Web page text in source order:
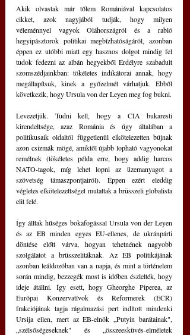
Akik olvastak már tőlem Romániával kapcsolatos
cikket, azok nagyjából tudják, hogy milyen
véleménnyel vagyok Oláhországról és a rabló
hegyipásztorok politikai megbízhatóságáról, azonban
éppen ez utóbbi miatt egy hasznos dolgot mindig fel
tudok fedezni az albán hegyekből Erdélyre szabadult
szomszédjainkban: tökéletes indikátorai annak, hogy
megállapítsuk, kinek a győzelmét várhatjuk. Ebből
következik, hogy Ursula von der Leyen meg fog bukni.
Levezetjük. Tudni kell, hogy a CIA bukaresti
kirendeltsége, azaz Románia és úgy általában a
politikusaik oldaltól függetlenül elkötelezetten bújnak
azon csizmák mögé, amiktől újabb lopható vagyonokat
remélnek (tökéletes példa erre, hogy addig harcos
NATO-tagok, míg lehet lopni az üzemanyagot a
szövetség támaszpontjairól). Éppen ezért eleddig
végletes elkötelezettséget mutattak a brüsszeli globalista
elit felé.
Így álltak hűséges bokafogással Ursula von der Leyen
és az EB minden egyes EU-ellenes, de ukránpárti
döntése előtt várva, hogyan tehetnének nagyobb
szolgálatot a brüsszelitáknak. Az EB politikájának
azonban leáldozóban van a napja, és mint a történelem
során mindig, bezzegék most is időben észlelték, hogy
ideje átállni. Így esett, hogy Gheorghe Piperea, az
Európai Konzervatívok és Reformerek (ECR)
frakciójának tagja rágalmazási pert indított mindenki
Ursija ellen, mert az EB-elnök „Putyin barátainak",
„szélsőségeseknek" és „összeesküvés-elméletek